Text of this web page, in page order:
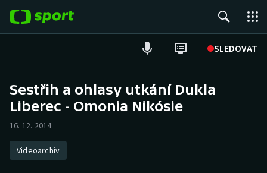
SLEDOVAT
Hokej
Atletika
Sestřih a ohlasy utkání Dukla
Liberec - Omonia Nikósie
16. 12. 2014
Videoarchiv